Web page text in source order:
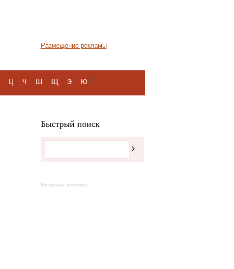
Размещение рекламы
ц ч ш щ э ю я
Быстрый поиск
На правах рекламы: